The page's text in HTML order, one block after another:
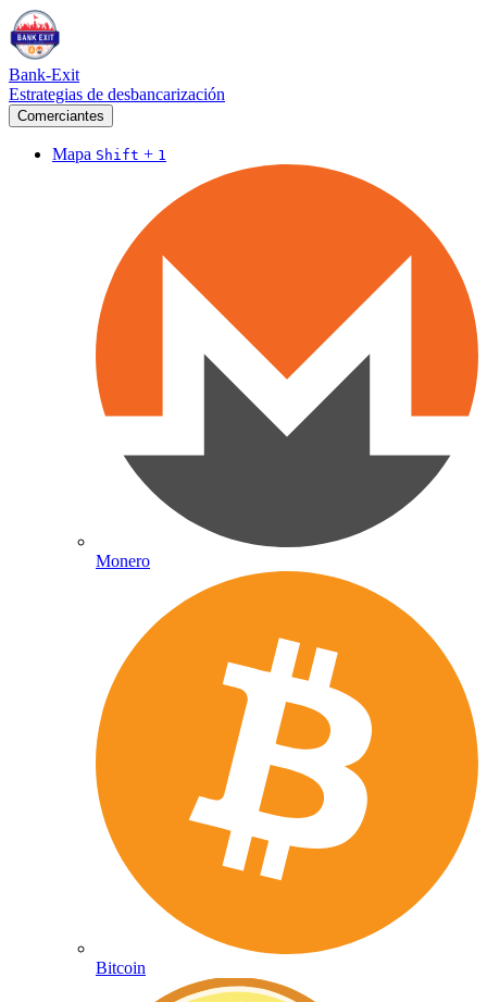
Bank-Exit
Estrategias de desbancarización
Comerciantes
Mapa Shift + 1
Monero
Bitcoin